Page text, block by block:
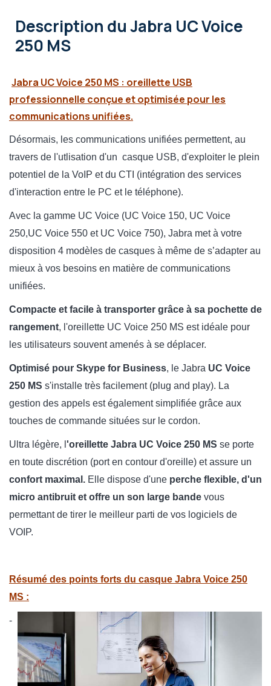
Description du Jabra UC Voice
250 MS
Jabra UC Voice 250 MS : oreillette USB
professionnelle conçue et optimisée pour les
communications unifiées.
Désormais, les communications unifiées permettent, au
travers de l'utlisation d'un casque USB, d'exploiter le plein
potentiel de la VoIP et du CTI (intégration des services
d'interaction entre le PC et le téléphone).
Avec la gamme UC Voice (UC Voice 150, UC Voice
250,UC Voice 550 et UC Voice 750), Jabra met à votre
disposition 4 modèles de casques à même de s’adapter au
mieux à vos besoins en matière de communications
unifiées.
Compacte et facile à transporter grâce à sa pochette de
rangement, l'oreillette UC Voice 250 MS est idéale pour
les utilisateurs souvent amenés à se déplacer.
Optimisé pour Skype for Business, le Jabra UC Voice
250 MS s'installe très facilement (plug and play). La
gestion des appels est également simplifiée grâce aux
touches de commande situées sur le cordon.
Ultra légère, l 'oreillette Jabra UC Voice 250 MS se porte
en toute discrétion (port en contour d'oreille) et assure un
confort maximal. Elle dispose d'une perche flexible, d'un
micro antibruit et offre un son large bande vous
permettant de tirer le meilleur parti de vos logiciels de
VOIP.
Résumé des points forts du casque Jabra Voice 250
MS :
-